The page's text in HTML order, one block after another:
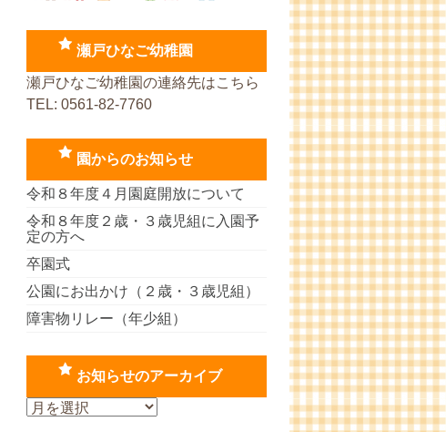
瀬戸ひなご幼稚園
瀬戸ひなご幼稚園の連絡先はこちら
TEL: 0561-82-7760
園からのお知らせ
令和８年度４月園庭開放について
令和８年度２歳・３歳児組に入園予
定の方へ
卒園式
公園にお出かけ（２歳・３歳児組）
障害物リレー（年少組）
お知らせのアーカイブ
お